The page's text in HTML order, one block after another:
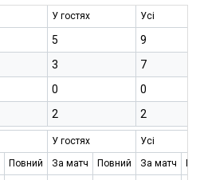
У гостях Усі
5
9
3
7
0
0
2 2
У гостях
Усі
Повний За матч Повний За матч